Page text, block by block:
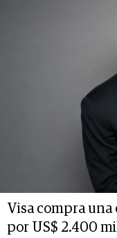
Visa compra una
por US$ 2.400